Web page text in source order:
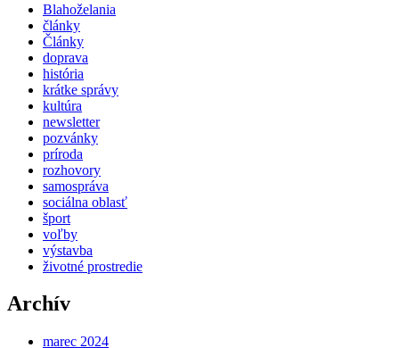
Blahoželania
články
Články
doprava
história
krátke správy
kultúra
newsletter
pozvánky
príroda
rozhovory
samospráva
sociálna oblasť
šport
voľby
výstavba
životné prostredie
Archív
marec 2024